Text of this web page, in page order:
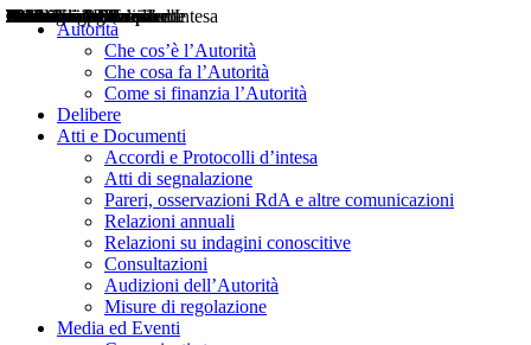
Autorità
Che cos’è l’Autorità
Che cosa fa l’Autorità
Come si finanzia l’Autorità
Delibere
Atti e Documenti
Accordi e Protocolli d’intesa
Atti di segnalazione
Pareri, osservazioni RdA e altre comunicazioni
Relazioni annuali
Relazioni su indagini conoscitive
Consultazioni
Audizioni dell’Autorità
Misure di regolazione
Media ed Eventi
Delibere
Pareri
Consultazioni
Audizioni
Atti di Segnalazione
Accordi e Protocolli d'Intesa
Relazioni annuali
Misure di regolazione
Notizie
Comunicati Stampa
Bollettini ART
Convegni ART
Interviste del Presidente
Articoli in primo piano
Interventi del Presidente
2004
2005
2010
2013
2014
2015
2016
2017
2018
2019
202
2020
2021
2022
2023
2024
2025
2026
Aereo
Marittimo
Terrestre